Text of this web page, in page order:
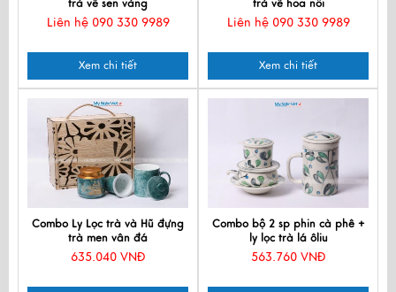
trà vẽ sen vàng
Liên hệ 090 330 9989
Xem chi tiết
trà vẽ hoa nổi
Liên hệ 090 330 9989
Xem chi tiết
Combo Ly Lọc trà và Hũ đựng
trà men vân đá
635.040 VNĐ
Combo bộ 2 sp phin cà phê +
ly lọc trà lá ôliu
563.760 VNĐ